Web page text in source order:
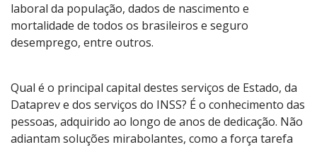
laboral da população, dados de nascimento e
mortalidade de todos os brasileiros e seguro
desemprego, entre outros.
Qual é o principal capital destes serviços de Estado, da
Dataprev e dos serviços do INSS? É o conhecimento das
pessoas, adquirido ao longo de anos de dedicação. Não
adiantam soluções mirabolantes, como a força tarefa